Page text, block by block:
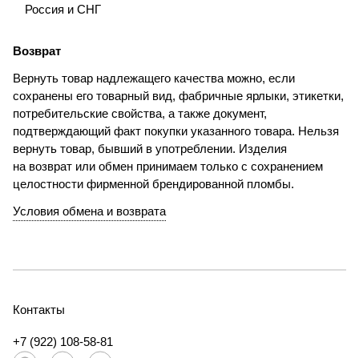
Россия и СНГ
Возврат
Вернуть товар надлежащего качества можно, если
сохранены его товарный вид, фабричные ярлыки, этикетки,
потребительские свойства, а также документ,
подтверждающий факт покупки указанного товара. Нельзя
вернуть товар, бывший в употреблении. Изделия
на возврат или обмен принимаем только с сохранением
целостности фирменной брендированной пломбы.
Условия обмена и возврата
Контакты
+7 (922) 108-58-81